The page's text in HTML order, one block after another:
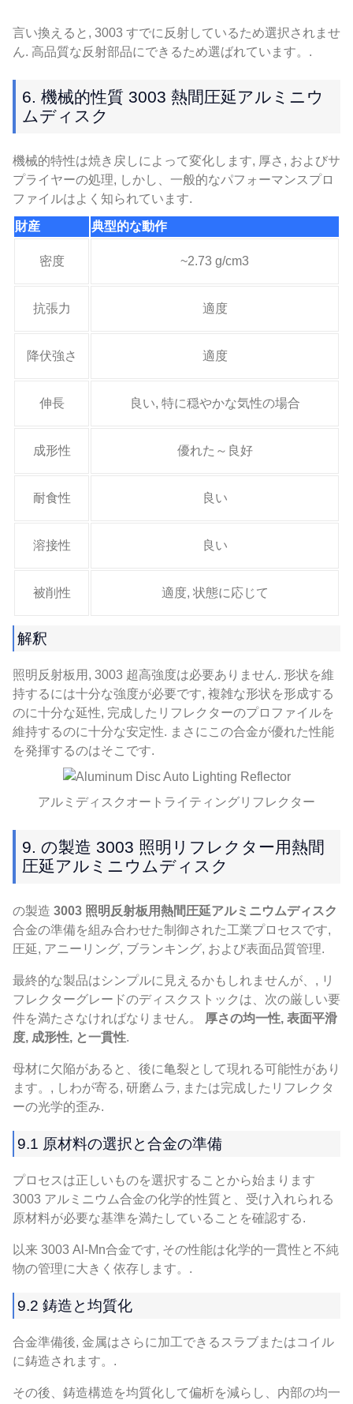
言い換えると, 3003 すでに反射しているため選択されませ
ん. 高品質な反射部品にできるため選ばれています。.
6. 機械的性質 3003 熱間圧延アルミニウ
ムディスク
機械的特性は焼き戻しによって変化します, 厚さ, およびサ
プライヤーの処理, しかし、一般的なパフォーマンスプロ
ファイルはよく知られています.
財産 典型的な動作
密度 ~2.73 g/cm3
抗張力 適度
降伏強さ 適度
伸長 良い, 特に穏やかな気性の場合
成形性 優れた～良好
耐食性 良い
溶接性 良い
被削性 適度, 状態に応じて
解釈
照明反射板用, 3003 超高強度は必要ありません. 形状を維
持するには十分な強度が必要です, 複雑な形状を形成する
のに十分な延性, 完成したリフレクターのプロファイルを
維持するのに十分な安定性. まさにこの合金が優れた性能
を発揮するのはそこです.
アルミディスクオートライティングリフレクター
9. の製造 3003 照明リフレクター用熱間
圧延アルミニウムディスク
の製造 3003 照明反射板用熱間圧延アルミニウムディスク
合金の準備を組み合わせた制御された工業プロセスです,
圧延, アニーリング, ブランキング, および表面品質管理.
最終的な製品はシンプルに見えるかもしれませんが、, リ
フレクターグレードのディスクストックは、次の厳しい要
件を満たさなければなりません。
厚さの均一性, 表面平滑
度, 成形性, と一貫性.
母材に欠陥があると、後に亀裂として現れる可能性があり
ます。, しわが寄る, 研磨ムラ, または完成したリフレクタ
ーの光学的歪み.
9.1 原材料の選択と合金の準備
プロセスは正しいものを選択することから始まります
3003 アルミニウム合金の化学的性質と、受け入れられる
原材料が必要な基準を満たしていることを確認する.
以来 3003 Al-Mn合金です, その性能は化学的一貫性と不純
物の管理に大きく依存します。.
9.2 鋳造と均質化
合金準備後, 金属はさらに加工できるスラブまたはコイル
に鋳造されます。.
その後、鋳造構造を均質化して偏析を減らし、内部の均一